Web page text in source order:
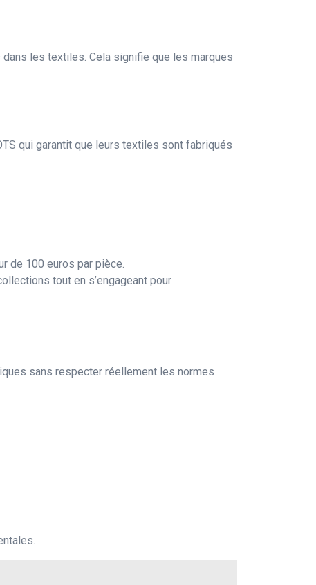
les textiles. Cela signifie que les marques
qui garantit que leurs textiles sont fabriqués
de 100 euros par pièce.
tout en s’engageant pour
sans respecter réellement les normes